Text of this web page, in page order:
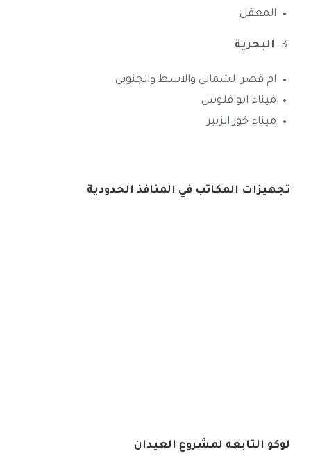
المعقل
البحرية
ام قصر الشمالي والاسط والجنوبي
ميناء ابو فلوس
ميناء خور الزبير
تجهيزات المكاتب في المنافذ الحدودية
لوكو التابعه لمشروع العيدان